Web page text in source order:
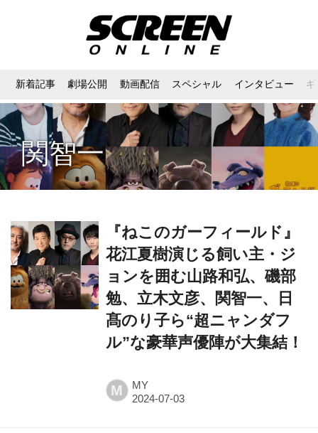
新着記事 劇場公開 動画配信 スペシャル インタビュー
関智一
『ねこのガーフィールド』
花江夏樹演じる飼い主・ジ
ョンを囲む山路和弘、磯部
勉、立木文彦、関智一、日
髙のり子ら“超ニャンダフ
ル”な豪華声優陣が大集結！
M MY